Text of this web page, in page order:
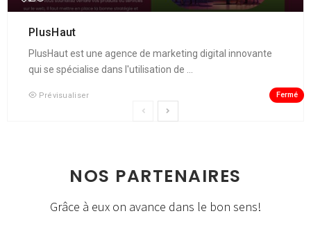
PlusHaut
PlusHaut est une agence de marketing digital innovante
qui se spécialise dans l'utilisation de ...
Prévisualiser Fermé
NOS PARTENAIRES
Grâce à eux on avance dans le bon sens!